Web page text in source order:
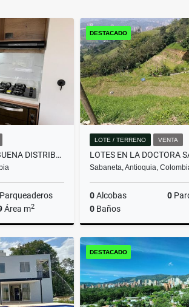
APARTAMENTO CON BUENA DISTRIBUCIÓN Y ENTORNO TRANQUILO EN CALDAS
Parqueaderos
Área m2
Venta
DESTACADO
LOTE / TERRENO VENTA
LOTES EN LA DOCTORA
Sabaneta, Antioquia,
0Alcobas 0
0 Baños
DESTACADO